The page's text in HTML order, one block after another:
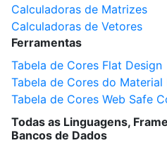
Calculadoras de Matrizes
Calculadoras de Vetores
Ferramentas
Tabela de Cores Flat Design
Tabela de Cores do
Tabela de Cores Web Safe
Todas as Linguagens,
Bancos de Dados